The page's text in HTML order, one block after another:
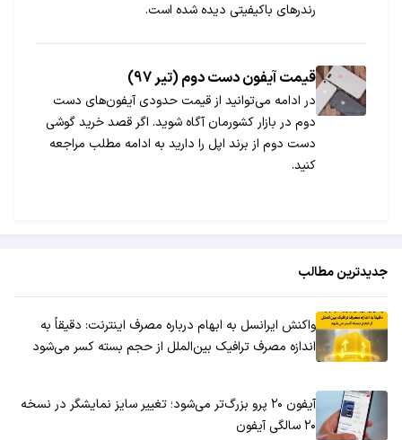
رندرهای باکیفیتی دیده شده است.
قیمت آیفون دست دوم (تیر 97)
در ادامه می‌توانید از قیمت حدودی آیفون‌های دست
دوم در بازار کشورمان آگاه شوید. اگر قصد خرید گوشی
دست دوم از برند اپل را دارید به ادامه مطلب مراجعه
کنید.
جدیدترین مطالب
واکنش ایرانسل به ابهام درباره مصرف اینترنت: دقیقاً به
اندازه مصرف ترافیک بین‌الملل از حجم بسته کسر می‌شود
آیفون ۲۰ پرو بزرگ‌تر می‌شود؛ تغییر سایز نمایشگر در نسخه
۲۰ سالگی آیفون